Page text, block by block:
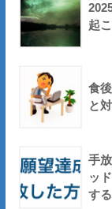
起
食
と
手
ッ
す